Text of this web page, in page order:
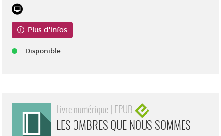
Plus d'infos
Disponible
Livre numérique | EPUB
LES OMBRES QUE NOUS SOMMES